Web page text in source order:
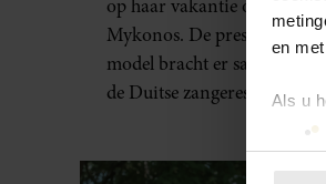
en
Als u
op haar vakantie op het
Mykonos. De presentatrice,
model bracht er samen met
de Duitse zangeres en
Baal, een week door. Op
Sylvie Meis prachtige foto’s